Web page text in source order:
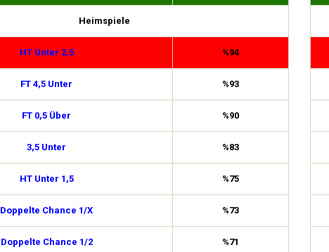
Heimspiele
HT Unter 2,5 %94
FT 4,5 Unter %93
FT 0,5 Über %90
3,5 Unter %83
HT Unter 1,5 %75
Doppelte Chance 1/X %73
Doppelte Chance 1/2 %71